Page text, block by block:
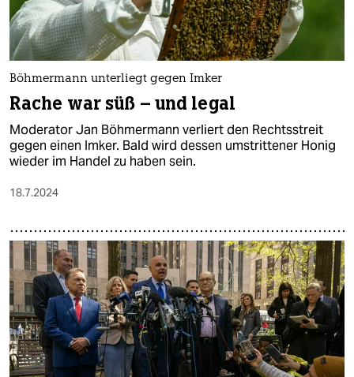
Böhmermann unterliegt gegen Imker
Rache war süß – und legal
Moderator Jan Böhmermann verliert den Rechtsstreit
gegen einen Imker. Bald wird dessen umstrittener Honig
wieder im Handel zu haben sein.
18.7.2024